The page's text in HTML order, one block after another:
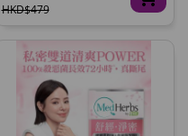
HKD$479